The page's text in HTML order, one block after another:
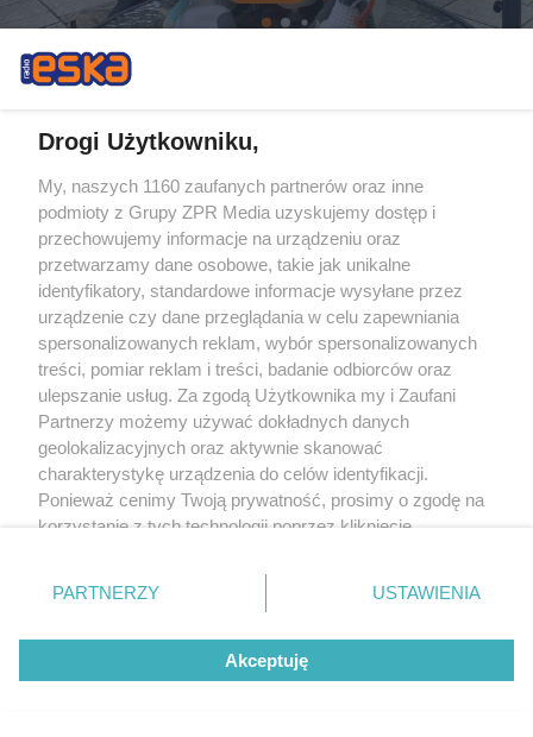
Drogi Użytkowniku,
My, naszych 1160 zaufanych partnerów oraz inne
podmioty z Grupy ZPR Media uzyskujemy dostęp i
przechowujemy informacje na urządzeniu oraz
przetwarzamy dane osobowe, takie jak unikalne
identyfikatory, standardowe informacje wysyłane przez
urządzenie czy dane przeglądania w celu zapewniania
spersonalizowanych reklam, wybór spersonalizowanych
treści, pomiar reklam i treści, badanie odbiorców oraz
ulepszanie usług. Za zgodą Użytkownika my i Zaufani
Partnerzy możemy używać dokładnych danych
geolokalizacyjnych oraz aktywnie skanować
charakterystykę urządzenia do celów identyfikacji.
Ponieważ cenimy Twoją prywatność, prosimy o zgodę na
korzystanie z tych technologii poprzez kliknięcie
zmienić/wycofać klikając przycisk ustawień prywatności
znajdujący się w lewym dolnym rogu strony
rodzaje przetwarzania danych nie wymagają zgody
użytkownika, ale masz prawo sprzeciwić się takiemu
przetwarzaniu. Preferencje będą miały zastosowanie tylko
PARTNERZY USTAWIENIA
Akceptuję